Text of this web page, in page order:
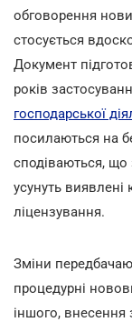
обговорення
стосується
Документ
років
господарської
посилаються на
сподіваються, що
усунуть виявлені
ліцензування.
Зміни
процедурні
іншого, внесення